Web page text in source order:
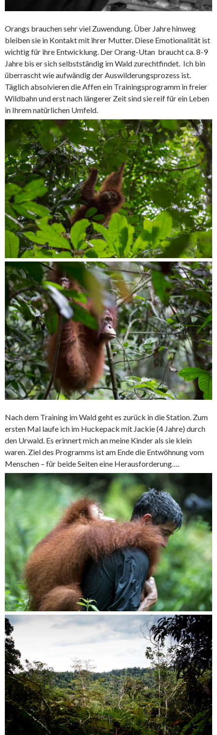
Orangs brauchen sehr viel Zuwendung. Über Jahre hinweg
bleiben sie in Kontakt mit ihrer Mutter. Diese Emotionalität ist
wichtig für ihre Entwicklung. Der Orang-Utan braucht ca. 8-9
Jahre bis er sich selbstständig im Wald zurechtfindet. Ich bin
überrascht wie aufwändig der Auswilderungsprozess ist.
Täglich absolvieren die Affen ein Trainingsprogramm in freier
Wildbahn und erst nach längerer Zeit sind sie reif für ein Leben
in Ihrem natürlichen Umfeld.
Nach dem Training im Wald geht es zurück in die Station. Zum
ersten Mal laufe ich im Huckepack mit Jackie (4 Jahre) durch
den Urwald. Es erinnert mich an meine Kinder als sie klein
waren. Ziel des Programms ist am Ende die Entwöhnung vom
Menschen – für beide Seiten eine Herausforderung….